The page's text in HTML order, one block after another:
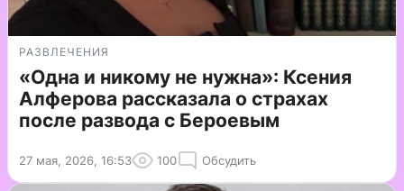
РАЗВЛЕЧЕНИЯ
«Одна и никому не нужна»: Ксения
Алферова рассказала о страхах
после развода с Бероевым
27 мая, 2026, 16:53 100 Обсудить